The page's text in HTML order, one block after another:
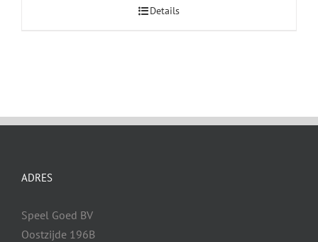
Details
ADRES
Speel Goed BV
Oostzijde 196B